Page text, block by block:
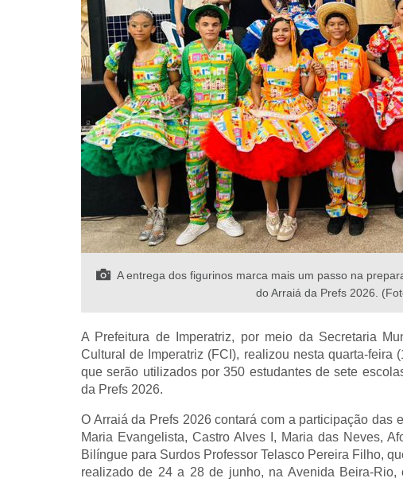
A entrega dos figurinos marca mais um passo na
do Arraiá da Prefs 2026.
A Prefeitura de Imperatriz, por meio da Secretaria
Cultural de Imperatriz (FCI), realizou nesta quarta-
que serão utilizados por 350 estudantes de sete
da Prefs 2026.
O Arraiá da Prefs 2026 contará com a participação das
Maria Evangelista, Castro Alves I, Maria das Neves,
Bilíngue para Surdos Professor Telasco Pereira Filho,
realizado de 24 a 28 de junho, na Avenida Beira-Rio,